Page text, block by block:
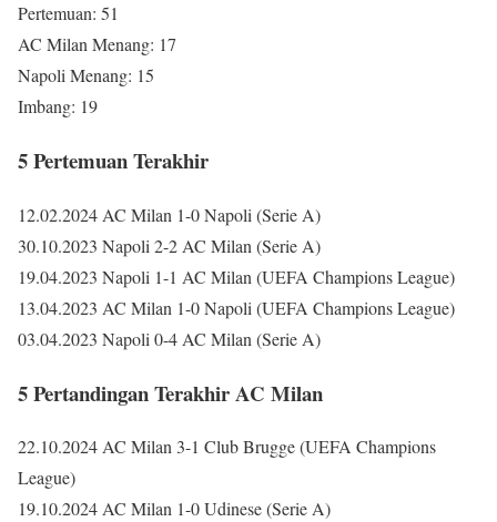
Pertemuan: 51
AC Milan Menang: 17
Napoli Menang: 15
Imbang: 19
5 Pertemuan Terakhir
12.02.2024 AC Milan 1-0 Napoli (Serie A)
30.10.2023 Napoli 2-2 AC Milan (Serie A)
19.04.2023 Napoli 1-1 AC Milan (UEFA Champions League)
13.04.2023 AC Milan 1-0 Napoli (UEFA Champions League)
03.04.2023 Napoli 0-4 AC Milan (Serie A)
5 Pertandingan Terakhir AC Milan
22.10.2024 AC Milan 3-1 Club Brugge (UEFA Champions
League)
19.10.2024 AC Milan 1-0 Udinese (Serie A)